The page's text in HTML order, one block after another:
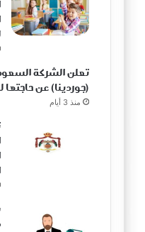
تعلن الشركة
(جوردينا) عن
منذ 3 أيام